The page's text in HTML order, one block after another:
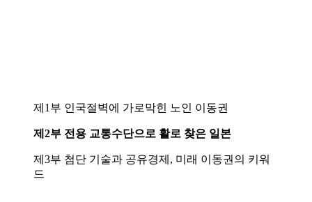
제1부 인국절벽에 가로막힌 노인 이동권
제2부 전용 교통수단으로 활로 찾은 일본
제3부 첨단 기술과 공유경제, 미래 이동권의 키워
드